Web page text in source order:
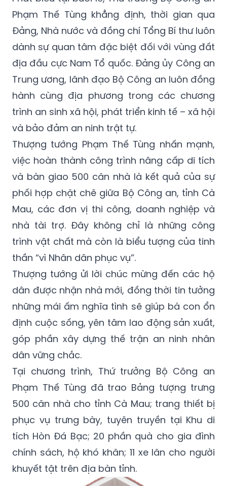
Phạm Thế Tùng khẳng định, thời gian qua
Đảng, Nhà nước và đồng chí Tổng Bí thư luôn
dành sự quan tâm đặc biệt đối với vùng đất
địa đầu cực Nam Tổ quốc. Đảng ủy Công an
Trung ương, lãnh đạo Bộ Công an luôn đồng
hành cùng địa phương trong các chương
trình an sinh xã hội, phát triển kinh tế – xã hội
và bảo đảm an ninh trật tự.
Thượng tướng Phạm Thế Tùng nhấn mạnh,
việc hoàn thành công trình nâng cấp di tích
và bàn giao 500 căn nhà là kết quả của sự
phối hợp chặt chẽ giữa Bộ Công an, tỉnh Cà
Mau, các đơn vị thi công, doanh nghiệp và
nhà tài trợ. Đây không chỉ là những công
trình vật chất mà còn là biểu tượng của tinh
thần “vì Nhân dân phục vụ”.
Thượng tướng ửi lời chúc mừng đến các hộ
dân được nhận nhà mới, đồng thời tin tưởng
những mái ấm nghĩa tình sẽ giúp bà con ổn
định cuộc sống, yên tâm lao động sản xuất,
góp phần xây dựng thế trận an ninh nhân
dân vững chắc.
Tại chương trình, Thứ trưởng Bộ Công an
Phạm Thế Tùng đã trao Bảng tượng trưng
500 căn nhà cho tỉnh Cà Mau; trang thiết bị
phục vụ trưng bày, tuyên truyền tại Khu di
tích Hòn Đá Bạc; 20 phần quà cho gia đình
chính sách, hộ khó khăn; 11 xe lăn cho người
khuyết tật trên địa bàn tỉnh.